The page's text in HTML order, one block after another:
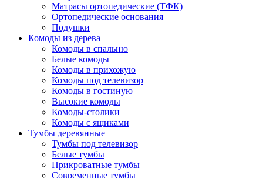
Матрасы ортопедические (ТФК)
Ортопедические основания
Подушки
Комоды из дерева
Комоды в спальню
Белые комоды
Комоды в прихожую
Комоды под телевизор
Комоды в гостиную
Высокие комоды
Комоды-столики
Комоды с ящиками
Тумбы деревянные
Тумбы под телевизор
Белые тумбы
Прикроватные тумбы
Современные тумбы